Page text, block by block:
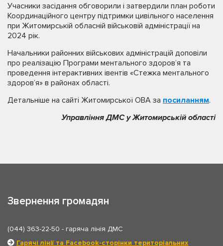
Учасники засідання обговорили і затвердили план роботи
Координаційного центру підтримки цивільного населення
при Житомирській обласній військовій адміністрації на
2024 рік.
Начальники районних військових адміністрацій доповіли
про реалізацію Програми ментального здоров’я та
проведення інтерактивних івентів «Стежка ментального
здоров’я» в районах області.
Детальніше на сайті Житомирської ОВА за посиланням.
Управління ДМС у Житомирській області
Звернення громадян
(044) 363-22-50 - гаряча лінія ДМС
Гарячі лінії та Facebook-сторінки територіальних